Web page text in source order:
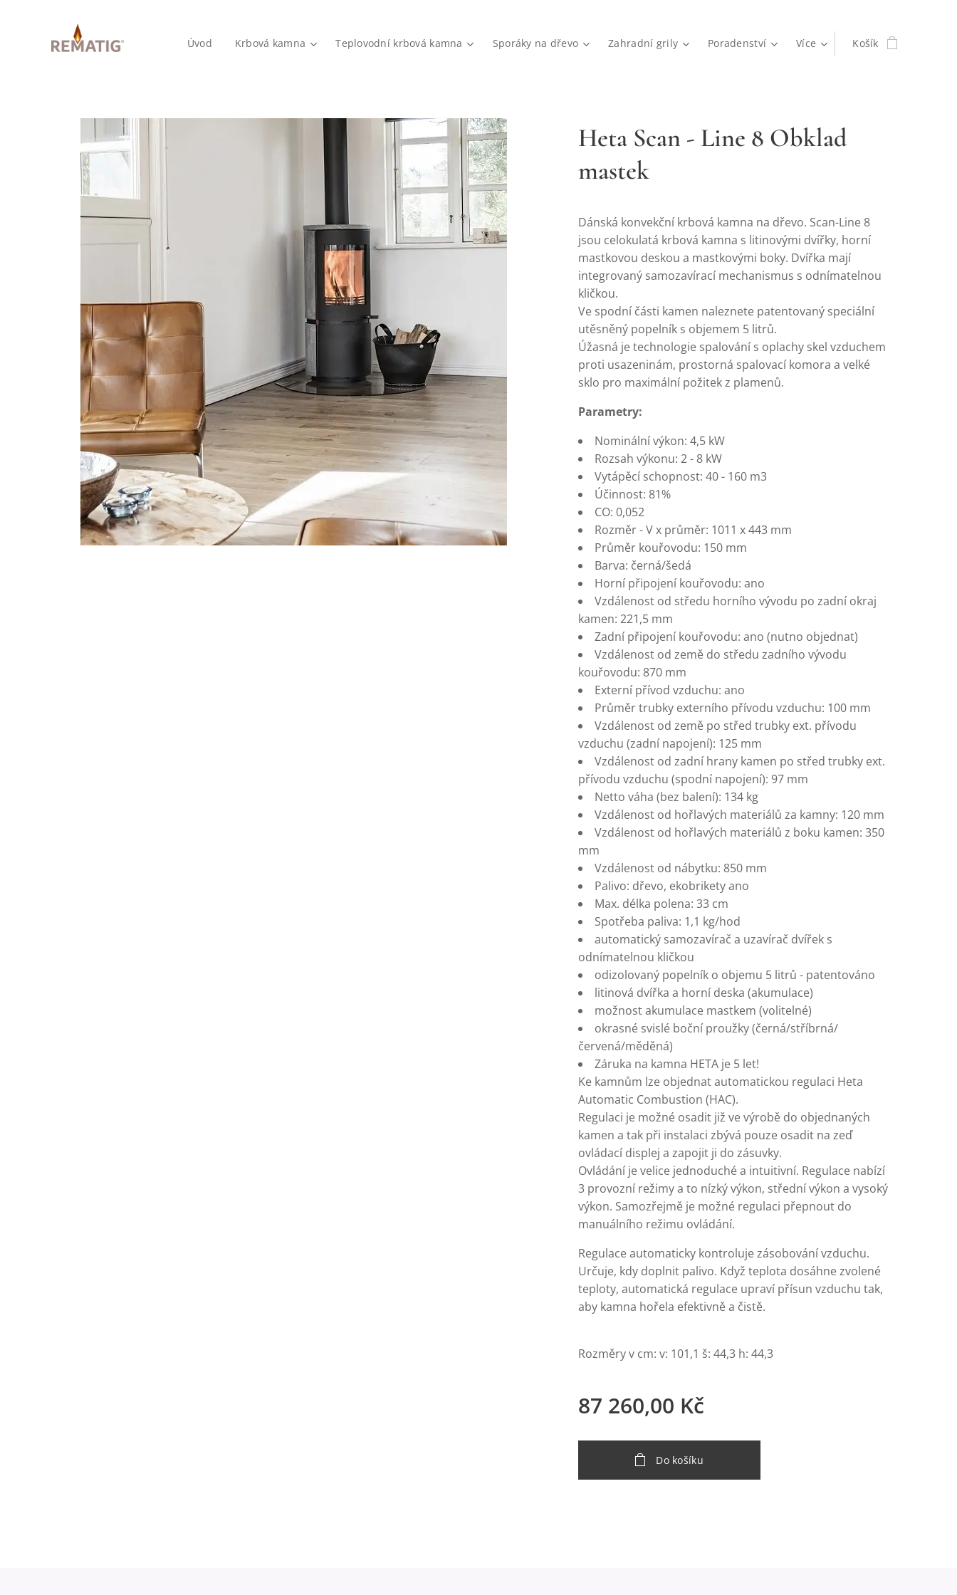
Úvod Krbová kamna Teplovodní krbová kamna Sporáky na dřevo Zahradní grily Poradenství Více Košík
Heta Scan - Line 8 Obklad
mastek
Dánská konvekční krbová kamna na dřevo. Scan-Line 8
jsou celokulatá krbová kamna s litinovými dvířky, horní
mastkovou deskou a mastkovými boky. Dvířka mají
integrovaný samozavírací mechanismus s odnímatelnou
kličkou.
Ve spodní části kamen naleznete patentovaný speciální
utěsněný popelník s objemem 5 litrů.
Úžasná je technologie spalování s oplachy skel vzduchem
proti usazeninám, prostorná spalovací komora a velké
sklo pro maximální požitek z plamenů.
Parametry:
Nominální výkon: 4,5 kW
Rozsah výkonu: 2 - 8 kW
Vytápěcí schopnost: 40 - 160 m3
Účinnost: 81%
CO: 0,052
Rozměr - V x průměr: 1011 x 443 mm
Průměr kouřovodu: 150 mm
Barva: černá/šedá
Horní připojení kouřovodu: ano
Vzdálenost od středu horního vývodu po zadní okraj
kamen: 221,5 mm
Zadní připojení kouřovodu: ano (nutno objednat)
Vzdálenost od země do středu zadního vývodu
kouřovodu: 870 mm
Externí přívod vzduchu: ano
Průměr trubky externího přívodu vzduchu: 100 mm
Vzdálenost od země po střed trubky ext. přívodu
vzduchu (zadní napojení): 125 mm
Vzdálenost od zadní hrany kamen po střed trubky ext.
přívodu vzduchu (spodní napojení): 97 mm
Netto váha (bez balení): 134 kg
Vzdálenost od hořlavých materiálů za kamny: 120 mm
Vzdálenost od hořlavých materiálů z boku kamen: 350
mm
Vzdálenost od nábytku: 850 mm
Palivo: dřevo, ekobrikety ano
Max. délka polena: 33 cm
Spotřeba paliva: 1,1 kg/hod
automatický samozavírač a uzavírač dvířek s
odnímatelnou kličkou
odizolovaný popelník o objemu 5 litrů - patentováno
litinová dvířka a horní deska (akumulace)
možnost akumulace mastkem (volitelné)
okrasné svislé boční proužky (černá/stříbrná/
červená/měděná)
Záruka na kamna HETA je 5 let!
Ke kamnům lze objednat automatickou regulaci Heta
Automatic Combustion (HAC).
Regulaci je možné osadit již ve výrobě do objednaných
kamen a tak při instalaci zbývá pouze osadit na zeď
ovládací displej a zapojit ji do zásuvky.
Ovládání je velice jednoduché a intuitivní. Regulace nabízí
3 provozní režimy a to nízký výkon, střední výkon a vysoký
výkon. Samozřejmě je možné regulaci přepnout do
manuálního režimu ovládání.
Regulace automaticky kontroluje zásobování vzduchu.
Určuje, kdy doplnit palivo. Když teplota dosáhne zvolené
teploty, automatická regulace upraví přísun vzduchu tak,
aby kamna hořela efektivně a čistě.
Rozměry v cm: v: 101,1 š: 44,3 h: 44,3
87 260,00 Kč
Do košíku